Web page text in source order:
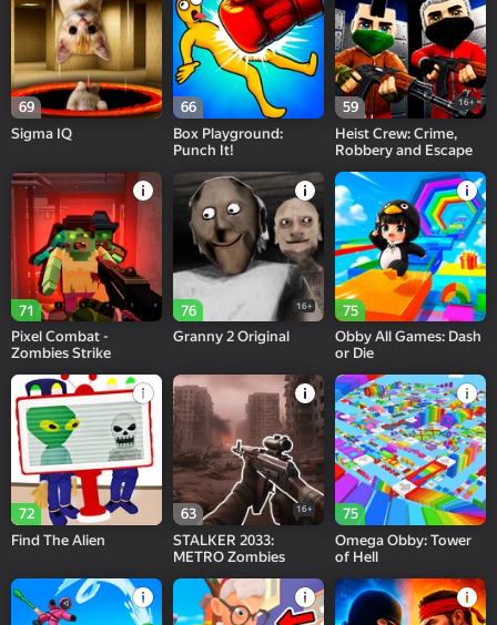
69
Sigma IQ
66
Box Playground:
Punch It!
59 16+
Heist Crew: Crime,
Robbery and Escape
71
Pixel Combat -
Zombies Strike
76 16+
Granny 2 Original
75
Obby All Games: Dash
or Die
72
Find The Alien
63 16+
STALKER 2033:
METRO Zombies
75
Omega Obby: Tower
of Hell